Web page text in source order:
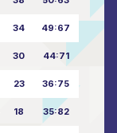
34 49:67
30 44:71
23 36:75
18 35:82